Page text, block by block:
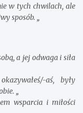
w tych chwilach, ale
sposób. „
a jej odwaga i siła
aś, były
„
wsparcia i miłości